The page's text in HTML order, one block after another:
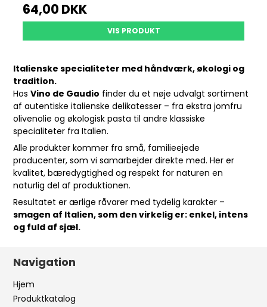
64,00 DKK
VIS PRODUKT
Italienske specialiteter med håndværk, økologi og
tradition.
HosVino de Gaudio finder du et nøje udvalgt sortiment
af autentiske italienske delikatesser – fra ekstra jomfru
olivenolie og økologisk pasta til andre klassiske
specialiteter fra Italien.
Alle produkter kommer fra små, familieejede
producenter, som vi samarbejder direkte med. Her er
kvalitet, bæredygtighed og respekt for naturen en
naturlig del af produktionen.
Resultatet er ærlige råvarer med tydelig karakter –
smagen af Italien, som den virkelig er: enkel, intens
og fuld af sjæl.
Navigation
Hjem
Produktkatalog